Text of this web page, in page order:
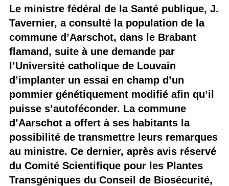
Le ministre fédéral de la Santé publique, J.
Tavernier, a consulté la population de la
commune d’Aarschot, dans le Brabant
flamand, suite à une demande par
l’Université catholique de Louvain
d’implanter un essai en champ d’un
pommier génétiquement modifié afin qu’il
puisse s’autoféconder. La commune
d’Aarschot a offert à ses habitants la
possibilité de transmettre leurs remarques
au ministre. Ce dernier, après avis réservé
du Comité Scientifique pour les Plantes
Transgéniques du Conseil de Biosécurité,